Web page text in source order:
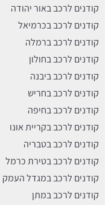
קודנים לרכב באור יהודה
קודנים לרכב בכרמיאל
קודנים לרכב ברמלה
קודנים לרכב בחולון
קודנים לרכב ביבנה
קודנים לרכב בחריש
קודנים לרכב בחיפה
קודנים לרכב בקריית אונו
קודנים לרכב בטבריה
קודנים לרכב בטירת כרמל
קודנים לרכב במגדל העמק
קודנים לרכב במתן